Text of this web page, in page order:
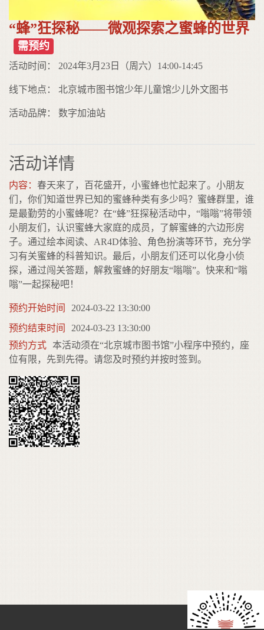
“蜂”狂探秘——微观探索之蜜蜂的世界
需预约
活动时间： 2024年3月23日（周六）14:00-14:45
线下地点： 北京城市图书馆少年儿童馆少儿外文图书
活动品牌： 数字加油站
活动详情
内容： 春天来了，百花盛开，小蜜蜂也忙起来了。小朋友
们，你们知道世界已知的蜜蜂种类有多少吗？蜜蜂群里，谁
是最勤劳的小蜜蜂呢？在“蜂”狂探秘活动中，“嗡嗡”将带领
小朋友们，认识蜜蜂大家庭的成员，了解蜜蜂的六边形房
子。通过绘本阅读、AR4D体验、角色扮演等环节，充分学
习有关蜜蜂的科普知识。最后，小朋友们还可以化身小侦
探，通过闯关答题，解救蜜蜂的好朋友“嗡嗡”。快来和“嗡
嗡”一起探秘吧！
预约开始时间
2024-03-22 13:30:00
预约结束时间
2024-03-23 13:30:00
预约方式 本活动须在“北京城市图书馆”小程序中预约，座
位有限，先到先得。请您及时预约并按时签到。